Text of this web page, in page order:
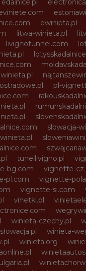
edalnice.pl
ewinieta.pl
litwa-winieta.pl
livignotunnel.com
pl-
slowacja-
tunellivigno.pl
bg.com
vignette-
pl.com
vignette-
vignette-si.com
vinetki.pl
winieta-czechy.pl
winieta-
winieta.org